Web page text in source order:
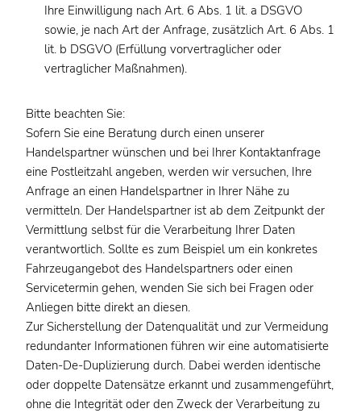
Ihre Einwilligung nach Art. 6 Abs. 1 lit. a DSGVO
sowie, je nach Art der Anfrage, zusätzlich Art. 6 Abs. 1
lit. b DSGVO (Erfüllung vorvertraglicher oder
vertraglicher Maßnahmen).
Bitte beachten Sie:
Sofern Sie eine Beratung durch einen unserer
Handelspartner wünschen und bei Ihrer Kontaktanfrage
eine Postleitzahl angeben, werden wir versuchen, Ihre
Anfrage an einen Handelspartner in Ihrer Nähe zu
vermitteln. Der Handelspartner ist ab dem Zeitpunkt der
Vermittlung selbst für die Verarbeitung Ihrer Daten
verantwortlich. Sollte es zum Beispiel um ein konkretes
Fahrzeugangebot des Handelspartners oder einen
Servicetermin gehen, wenden Sie sich bei Fragen oder
Anliegen bitte direkt an diesen.
Zur Sicherstellung der Datenqualität und zur Vermeidung
redundanter Informationen führen wir eine automatisierte
Daten-De-Duplizierung durch. Dabei werden identische
oder doppelte Datensätze erkannt und zusammengeführt,
ohne die Integrität oder den Zweck der Verarbeitung zu